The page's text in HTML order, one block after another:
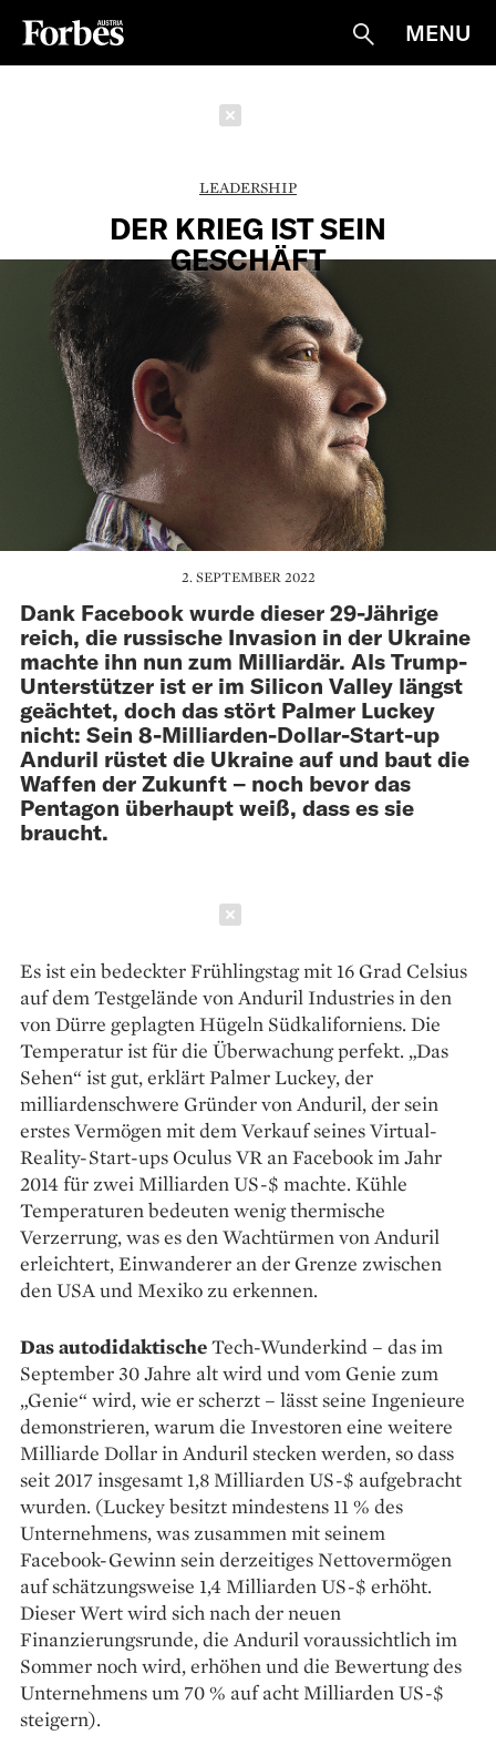
Suche
MENU
LEADERSHIP
DER KRIEG IST SEIN
GESCHÄFT
2. SEPTEMBER 2022
Dank Facebook wurde dieser 29-Jährige
reich, die russische Invasion in der Ukraine
machte ihn nun zum Milliardär. Als Trump-
Unterstützer ist er im Silicon Valley längst
geächtet, doch das stört Palmer Luckey
nicht: Sein 8-Milliarden-Dollar-Start-up
Anduril rüstet die Ukraine auf und baut die
Waffen der Zukunft – noch bevor das
Pentagon überhaupt weiß, dass es sie
braucht.
Es ist ein bedeckter Frühlingstag mit 16 Grad Celsius
auf dem Testgelände von Anduril Industries in den
von Dürre geplagten Hügeln Südkaliforniens. Die
Temperatur ist für die Überwachung perfekt. „Das
Sehen“ ist gut, erklärt Palmer Luckey, der
milliardenschwere Gründer von Anduril, der sein
erstes Vermögen mit dem Verkauf seines Virtual-
Reality-Start-ups Oculus VR an Facebook im Jahr
2014 für zwei Milliarden US-$ machte. Kühle
Temperaturen bedeuten wenig thermische
Verzerrung, was es den Wachtürmen von Anduril
erleichtert, Einwanderer an der Grenze zwischen
den USA und Mexiko zu erkennen.
Das autodidaktischeTech-Wunderkind – das im
September 30 Jahre alt wird und vom Genie zum
„Genie“ wird, wie er scherzt – lässt seine Ingenieure
demonstrieren, warum die Investoren eine weitere
Milliarde Dollar in Anduril stecken werden, so dass
seit 2017 insgesamt 1,8 Milliarden US-$ aufgebracht
wurden. (Luckey besitzt mindestens 11 % des
Unternehmens, was zusammen mit seinem
Facebook-Gewinn sein derzeitiges Nettovermögen
auf schätzungsweise 1,4 Milliarden US-$ erhöht.
Dieser Wert wird sich nach der neuen
Finanzierungsrunde, die Anduril voraussichtlich im
Sommer noch wird, erhöhen und die Bewertung des
Unternehmens um 70 % auf acht Milliarden US-$
steigern).